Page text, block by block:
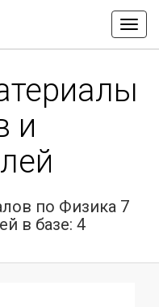
и
по Физика 7
в базе: 4